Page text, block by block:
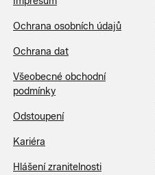
Ochrana osobních údajů
Ochrana dat
Všeobecné obchodní
podmínky
Odstoupení
Kariéra
Hlášení zranitelnosti